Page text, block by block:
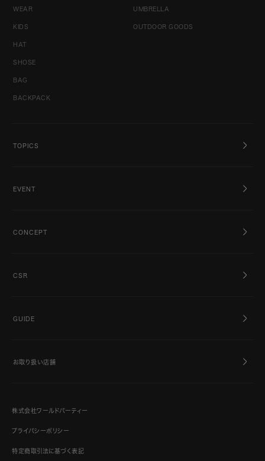
WEAR
KIDS
HAT
SHOSE
BAG
BACKPACK
UMBRELLA
OUTDOOR GOODS
TOPICS
EVENT
CONCEPT
CSR
GUIDE
お取り扱い店舗
株式会社ワールドパーティー
プライバシーポリシー
特定商取引法に基づく表記